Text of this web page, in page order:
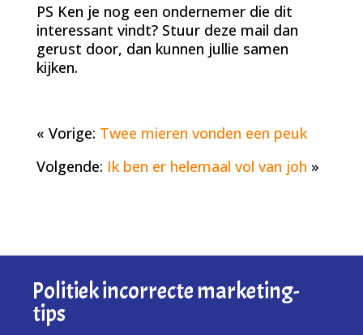
PS Ken je nog een ondernemer die dit
interessant vindt? Stuur deze mail dan
gerust door, dan kunnen jullie samen
kijken.
« Vorige: Twee mieren vonden een peuk
Volgende: Ik ben er helemaal vol van joh »
Politiek incorrecte marketing-
tips